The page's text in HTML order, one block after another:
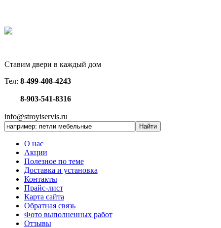
Ставим двери в каждый дом
Тел: 8-499-408-4243
8-903-541-8316
info@stroyiservis.ru
О нас
Акции
Полезное по теме
Доставка и установка
Контакты
Прайс-лист
Карта сайта
Обратная связь
Фото выполненных работ
Отзывы